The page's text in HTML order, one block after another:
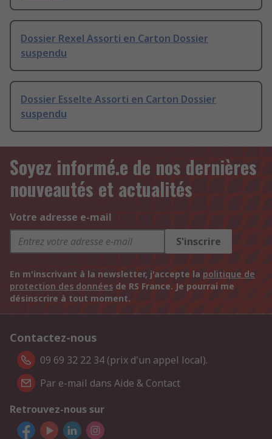
Dossier Rexel Assorti en Carton Dossier
suspendu
Dossier Esselte Assorti en Carton Dossier
suspendu
Soyez informé.e de nos dernières
nouveautés et actualités
Votre adresse e-mail
S'inscrire
En m'inscrivant à la newsletter, j'accepte la politique de
protection des données de RS France. Je pourrai me
désinscrire à tout moment.
Contactez-nous
09 69 32 22 34 (prix d'un appel local).
Par e-mail dans Aide & Contact
Retrouvez-nous sur